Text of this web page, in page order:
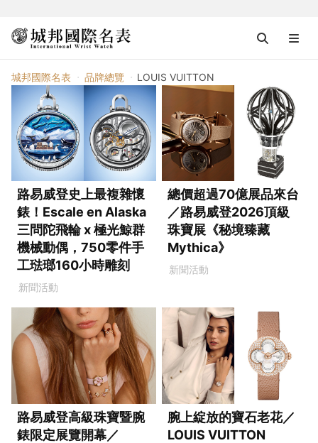
城邦國際名表 品牌總覽 LOUIS VUITTON
路易威登史上最複雜懷
錶！Escale en Alaska
三問陀飛輪 x 極光鯨群
機械動偶，750零件手
工琺瑯160小時雕刻
新聞活動
總價超過70億展品來台
／路易威登2026頂級
珠寶展《秘境臻藏
Mythica》
新聞活動
路易威登高級珠寶暨腕
錶限定展覽開幕／
腕上綻放的寶石老花／
LOUIS VUITTON